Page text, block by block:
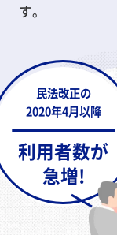
民法改正の
2020年4月以降
利用者数が
急増!
す。